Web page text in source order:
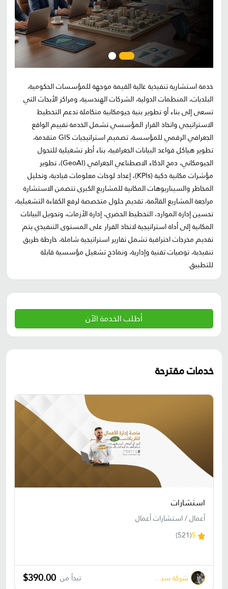
خدمة استشارية تنفيذية عالية القيمة موجهة للمؤسسات الحكومية،
البلديات، المنظمات الدولية، الشركات الهندسية، ومراكز الأبحاث التي
تسعى إلى بناء أو تطوير بنية جيومكانية متكاملة تدعم التخطيط
الاستراتيجي واتخاذ القرار المؤسسي.تشمل الخدمة تقييم الواقع
الجغرافي الرقمي للمؤسسة، تصميم استراتيجيات GIS متقدمة،
تطوير هياكل قواعد البيانات الجغرافية، بناء أطر تشغيلية للتحول
الجيومكاني، دمج الذكاء الاصطناعي الجغرافي (GeoAI)، تطوير
مؤشرات مكانية ذكية (KPIs)، إعداد لوحات معلومات قيادية، وتحليل
المخاطر والسيناريوهات المكانية للمشاريع الكبرى.تتضمن الاستشارة
مراجعة المشاريع القائمة، تقديم حلول متخصصة لرفع الكفاءة التشغيلية،
تحسين إدارة الموارد، التخطيط الحضري، إدارة الأزمات، وتحويل البيانات
المكانية إلى أداة استراتيجية لاتخاذ القرار على المستوى التنفيذي.يتم
تقديم مخرجات احترافية تشمل تقارير استراتيجية شاملة، خارطة طريق
تنفيذية، توصيات تقنية وإدارية، ونماذج تشغيل مؤسسية قابلة
للتطبيق.
أطلب الخدمة الآن
خدمات مقترحة
استشارات
أعمال / استشارات أعمال
5
(521)
شركة سبشال تتش Special Touch تبدأ من $390.00